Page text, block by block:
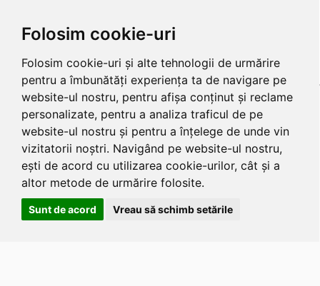
Folosim cookie-uri
Folosim cookie-uri și alte tehnologii de urmărire
pentru a îmbunătăți experiența ta de navigare pe
website-ul nostru, pentru afișa conținut și reclame
personalizate, pentru a analiza traficul de pe
website-ul nostru și pentru a înțelege de unde vin
vizitatorii noștri. Navigând pe website-ul nostru,
ești de acord cu utilizarea cookie-urilor, cât și a
altor metode de urmărire folosite.
Sunt de acord Vreau să schimb setările